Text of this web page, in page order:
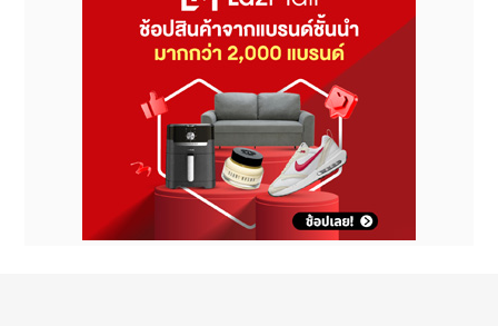
ที่มา : จิม ทอมป์สัน / วิวาลดี้ อินทิเกรเต็ด พับลิค รีเลชั่นส์
โพสต์ : พีอาร์ นิวส์ ไทยแลนด์
เผยแพร่ : พีอาร์ นิวส์ ไทยแลนด์